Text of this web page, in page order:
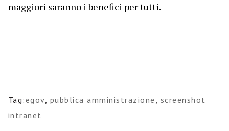
maggiori saranno i benefici per tutti.
Tag:egov, pubblica amministrazione , screenshot
intranet